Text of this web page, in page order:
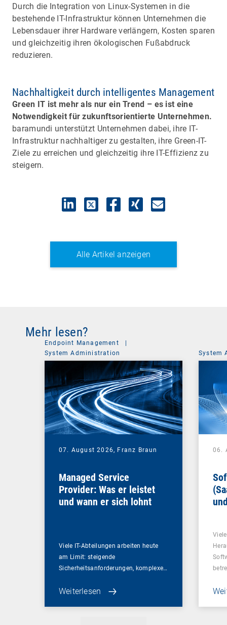
Durch die Integration von Linux-Systemen in die
bestehende IT-Infrastruktur können Unternehmen die
Lebensdauer ihrer Hardware verlängern, Kosten sparen
und gleichzeitig ihren ökologischen Fußabdruck
reduzieren.
Nachhaltigkeit durch intelligentes Management
Green IT ist mehr als nur ein Trend – es ist eine
Notwendigkeit für zukunftsorientierte Unternehmen.
baramundi unterstützt Unternehmen dabei, ihre IT-
Infrastruktur nachhaltiger zu gestalten, ihre Green-IT-
Ziele zu erreichen und gleichzeitig ihre IT-Effizienz zu
steigern.
Alle Artikel anzeigen
Mehr lesen?
Endpoint Management
System Administration
07. August 2026, Franz Braun
Managed Service
Provider: Was er leistet
und wann er sich lohnt
Viele IT-Abteilungen arbeiten heute
am Limit: steigende
Sicherheitsanforderungen, komplexe…
Weiterlesen
System
06.